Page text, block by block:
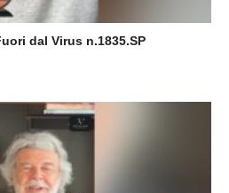
dal Virus n.1835.SP